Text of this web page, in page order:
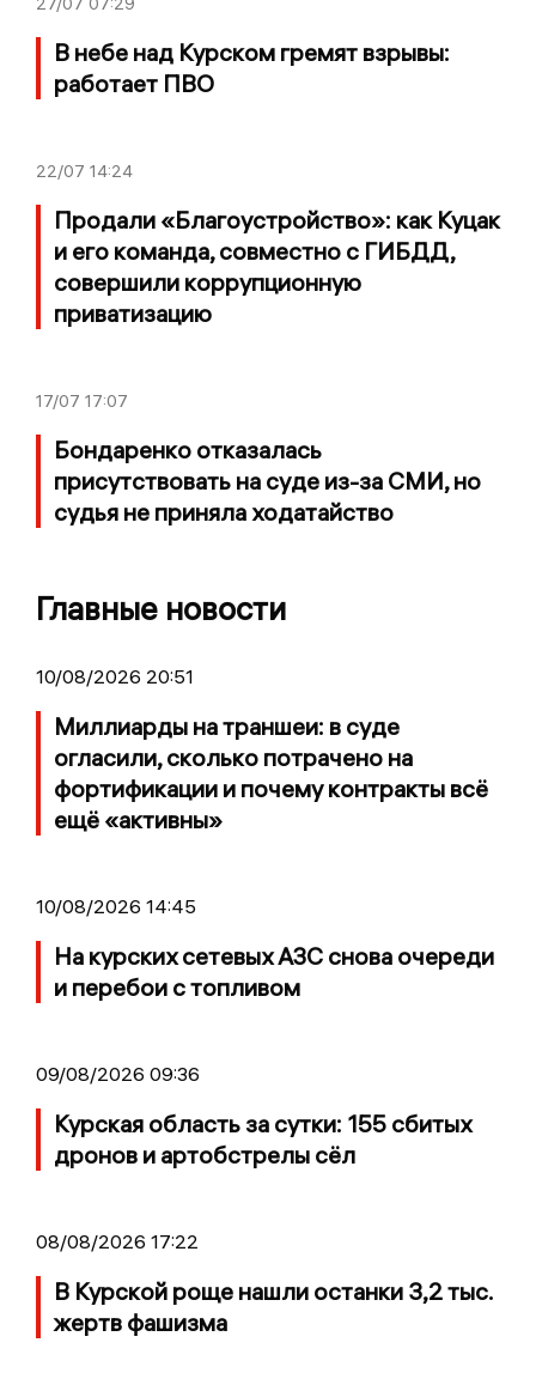
В небе над Курском гремят взрывы:
работает ПВО
22/07 14:24
Продали «Благоустройство»: как Куцак
и его команда, совместно с ГИБДД,
совершили коррупционную
приватизацию
17/07 17:07
Бондаренко отказалась
присутствовать на суде из-за СМИ, но
судья не приняла ходатайство
Главные новости
10/08/2026 20:51
Миллиарды на траншеи: в суде
огласили, сколько потрачено на
фортификации и почему контракты всё
ещё «активны»
10/08/2026 14:45
На курских сетевых АЗС снова очереди
и перебои с топливом
09/08/2026 09:36
Курская область за сутки: 155 сбитых
дронов и артобстрелы сёл
08/08/2026 17:22
В Курской роще нашли останки 3,2 тыс.
жертв фашизма